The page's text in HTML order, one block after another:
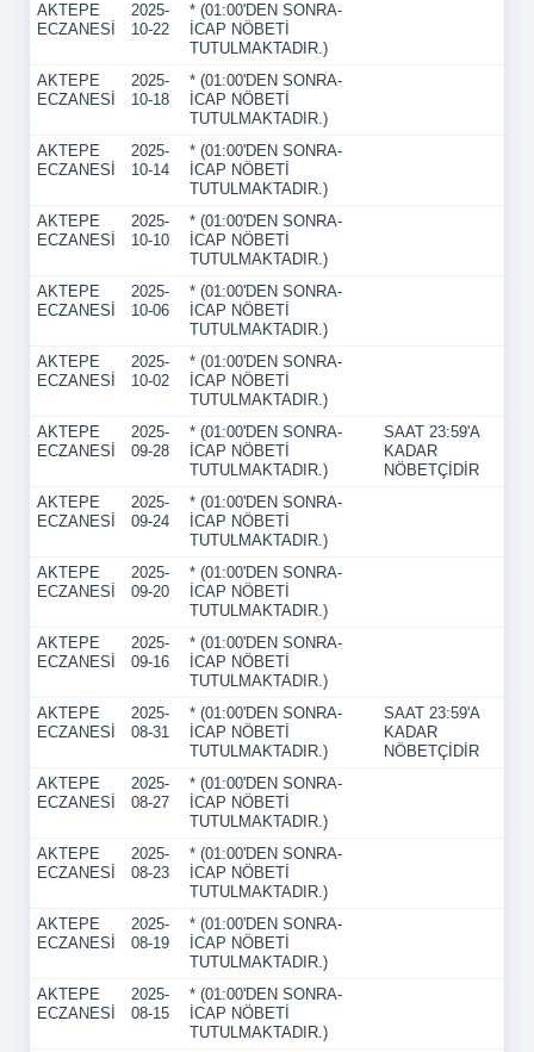
AKTEPE
ECZANESİ
2025-
10-22
* (01:00'DEN SONRA-
İCAP NÖBETİ
TUTULMAKTADIR.)
AKTEPE
ECZANESİ
2025-
10-18
* (01:00'DEN SONRA-
İCAP NÖBETİ
TUTULMAKTADIR.)
AKTEPE
ECZANESİ
2025-
10-14
* (01:00'DEN SONRA-
İCAP NÖBETİ
TUTULMAKTADIR.)
AKTEPE
ECZANESİ
2025-
10-10
* (01:00'DEN SONRA-
İCAP NÖBETİ
TUTULMAKTADIR.)
AKTEPE
ECZANESİ
2025-
10-06
* (01:00'DEN SONRA-
İCAP NÖBETİ
TUTULMAKTADIR.)
AKTEPE
ECZANESİ
2025-
10-02
* (01:00'DEN SONRA-
İCAP NÖBETİ
TUTULMAKTADIR.)
AKTEPE
ECZANESİ
2025-
09-28
* (01:00'DEN SONRA-
İCAP NÖBETİ
TUTULMAKTADIR.)
SAAT 23:59'A
KADAR
NÖBETÇİDİR
AKTEPE
ECZANESİ
2025-
09-24
* (01:00'DEN SONRA-
İCAP NÖBETİ
TUTULMAKTADIR.)
AKTEPE
ECZANESİ
2025-
09-20
* (01:00'DEN SONRA-
İCAP NÖBETİ
TUTULMAKTADIR.)
AKTEPE
ECZANESİ
2025-
09-16
* (01:00'DEN SONRA-
İCAP NÖBETİ
TUTULMAKTADIR.)
AKTEPE
ECZANESİ
2025-
08-31
* (01:00'DEN SONRA-
İCAP NÖBETİ
TUTULMAKTADIR.)
SAAT 23:59'A
KADAR
NÖBETÇİDİR
AKTEPE
ECZANESİ
2025-
08-27
* (01:00'DEN SONRA-
İCAP NÖBETİ
TUTULMAKTADIR.)
AKTEPE
ECZANESİ
2025-
08-23
* (01:00'DEN SONRA-
İCAP NÖBETİ
TUTULMAKTADIR.)
AKTEPE
ECZANESİ
2025-
08-19
* (01:00'DEN SONRA-
İCAP NÖBETİ
TUTULMAKTADIR.)
AKTEPE
ECZANESİ
2025-
08-15
* (01:00'DEN SONRA-
İCAP NÖBETİ
TUTULMAKTADIR.)